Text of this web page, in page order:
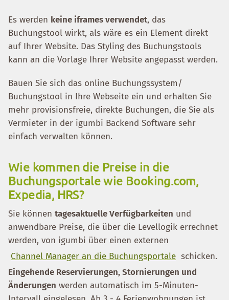
Es werden keine iframes verwendet, das
Buchungstool wirkt, als wäre es ein Element direkt
auf Ihrer Website. Das Styling des Buchungstools
kann an die Vorlage Ihrer Website angepasst werden.
Bauen Sie sich das online Buchungssystem/
Buchungstool in Ihre Webseite ein und erhalten Sie
mehr provisionsfreie, direkte Buchungen, die Sie als
Vermieter in der igumbi Backend Software sehr
einfach verwalten können.
Wie kommen die Preise in die
Buchungsportale wie Booking.com,
Expedia, HRS?
Sie können tagesaktuelle Verfügbarkeiten und
anwendbare Preise, die über die Levellogik errechnet
werden, von igumbi über einen externen
Channel Manager an die Buchungsportale schicken.
Eingehende Reservierungen, Stornierungen und
Änderungen werden automatisch im 5-Minuten-